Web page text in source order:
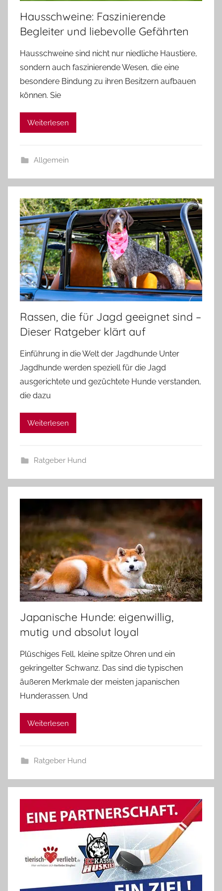
Hausschweine: Faszinierende
Begleiter und liebevolle Gefährten
Hausschweine sind nicht nur niedliche Haustiere,
sondern auch faszinierende Wesen, die eine
besondere Bindung zu ihren Besitzern aufbauen
können. Sie
Weiterlesen
Allgemein
Rassen, die für Jagd geeignet sind –
Dieser Ratgeber klärt auf
Einführung in die Welt der Jagdhunde Unter
Jagdhunde werden speziell für die Jagd
ausgerichtete und gezüchtete Hunde verstanden,
die dazu
Weiterlesen
Ratgeber Hund
Japanische Hunde: eigenwillig,
mutig und absolut loyal
Plüschiges Fell, kleine spitze Ohren und ein
gekringelter Schwanz. Das sind die typischen
äußeren Merkmale der meisten japanischen
Hunderassen. Und
Weiterlesen
Ratgeber Hund